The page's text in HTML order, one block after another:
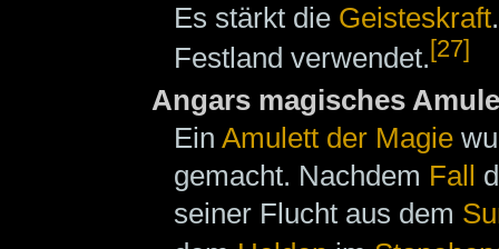
Es stärkt die Geisteskraft
Festland verwendet.[27]
Angars magisches
Ein Amulett der Magie
gemacht. Nachdem Fall
seiner Flucht aus dem